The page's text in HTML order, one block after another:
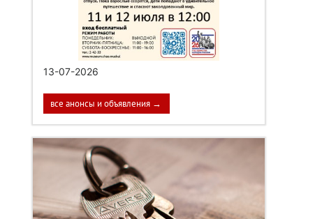
13-07-2026
все анонсы и объявления →